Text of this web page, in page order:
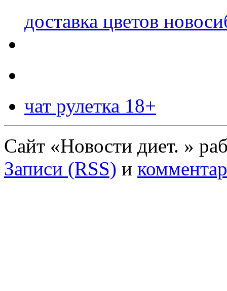
доставка цветов
чат рулетка 18+
Сайт «Новости диет. »
Записи (RSS) и